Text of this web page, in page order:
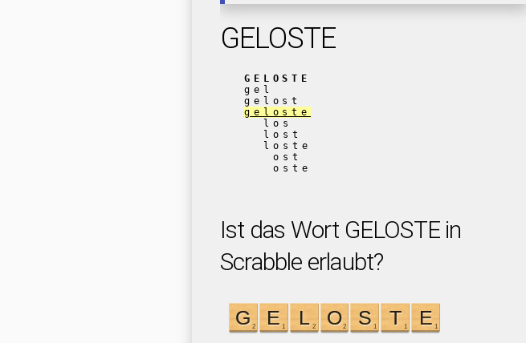
GELOSTE
GELOSTE
gel
gelost
geloste
los
lost
loste
ost
oste
Ist das Wort GELOSTE in
Scrabble erlaubt?